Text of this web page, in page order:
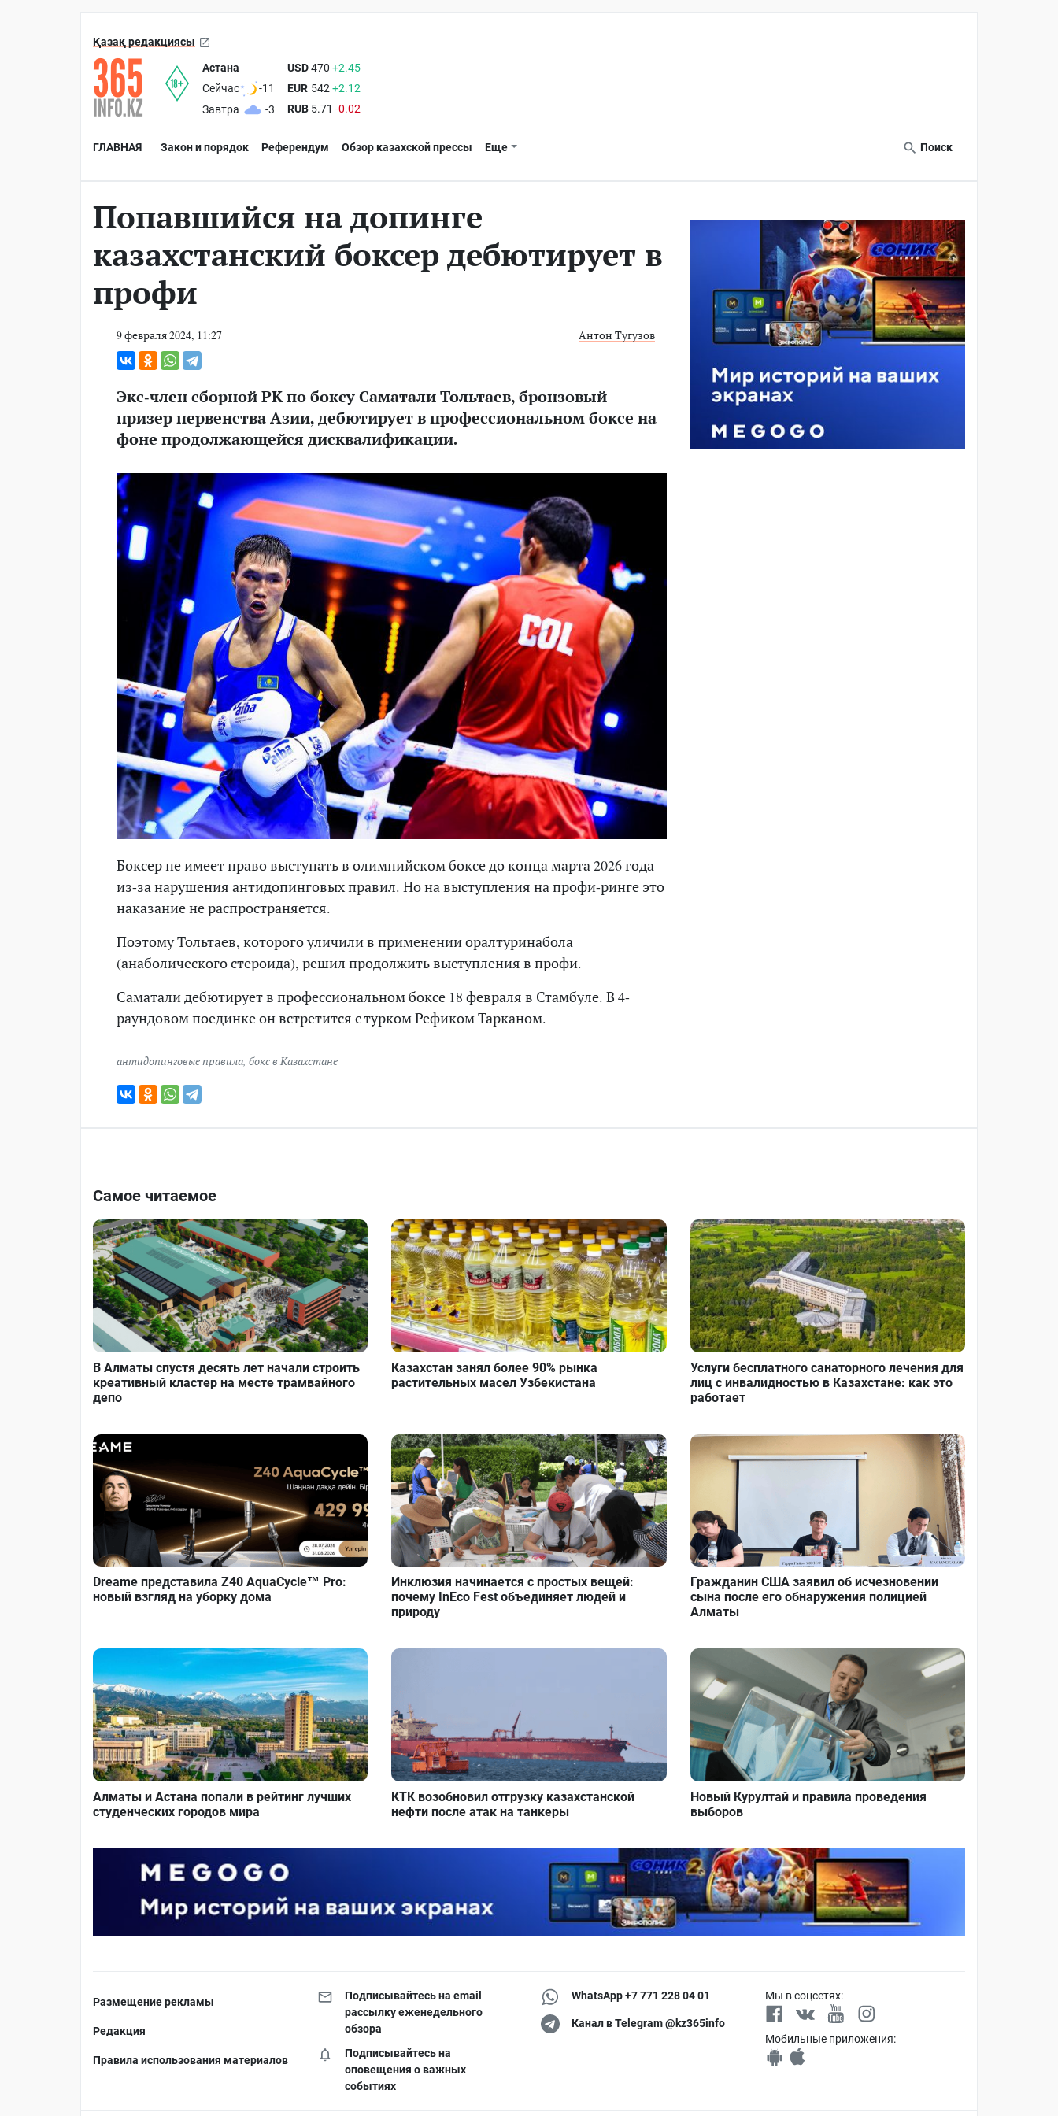
Қазақ редакциясы
Астана
Сейчас
-11
Завтра
-3
USD470 +2.45
EUR 542 +2.12
RUB 5.71 -0.02
ГЛАВНАЯ Закон и порядок Референдум Обзор казахской прессы Еще Поиск
Попавшийся на допинге
казахстанский боксер дебютирует в
профи
9 февраля 2024, 11:27 Антон Тугузов
Экс-член сборной РК по боксу Саматали Тольтаев, бронзовый
призер первенства Азии, дебютирует в профессиональном боксе на
фоне продолжающейся дисквалификации.
Боксер не имеет право выступать в олимпийском боксе до конца марта 2026 года
из-за нарушения антидопинговых правил. Но на выступления на профи-ринге это
наказание не распространяется.
Поэтому Тольтаев, которого уличили в применении оралтуринабола
(анаболического стероида), решил продолжить выступления в профи.
Саматали дебютирует в профессиональном боксе 18 февраля в Стамбуле. В 4-
раундовом поединке он встретится с турком Рефиком Тарканом.
антидопинговые правила, бокс в Казахстане
Самое читаемое
В Алматы спустя десять лет начали строить
креативный кластер на месте трамвайного
депо
Казахстан занял более 90% рынка
растительных масел Узбекистана
Услуги бесплатного санаторного лечения для
лиц с инвалидностью в Казахстане: как это
работает
Dreame представила Z40 AquaCycle™ Pro:
новый взгляд на уборку дома
Инклюзия начинается с простых вещей:
почему InEco Fest объединяет людей и
природу
Гражданин США заявил об исчезновении
сына после его обнаружения полицией
Алматы
Алматы и Астана попали в рейтинг лучших
студенческих городов мира
КТК возобновил отгрузку казахстанской
нефти после атак на танкеры
Новый Курултай и правила проведения
выборов
Размещение рекламы
Редакция
Правила использования материалов
Подписывайтесь на email
рассылку еженедельного
обзора
Подписывайтесь на
оповещения о важных
событиях
WhatsApp +7 771 228 04 01
Канал в Telegram @kz365info
Мы в соцсетях:
Мобильные приложения: